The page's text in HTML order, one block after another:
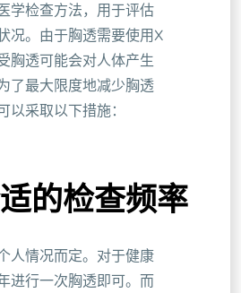
学检查方法，用于评估
况。由于胸透需要使用X
胸透可能会对人体产生
了最大限度地减少胸透
采取以下措施：
的检查频率
人情况而定。对于健康
进行一次胸透即可。而